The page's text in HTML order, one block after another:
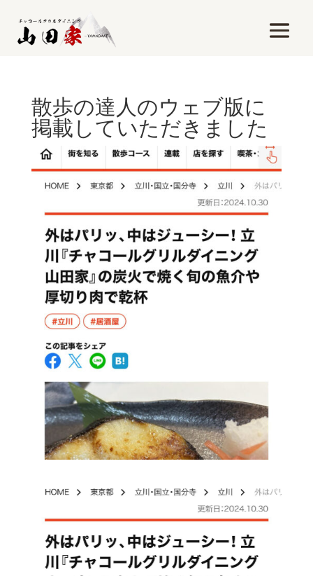
散歩の達人のウェブ版に
掲載していただきました